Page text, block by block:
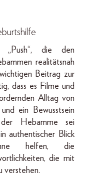
die den
realitätsnah
Beitrag zur
dass es Filme und
Alltag von
ein Bewusstsein
Hebamme sei
authentischer Blick
helfen, die
die mit
verstehen.